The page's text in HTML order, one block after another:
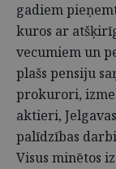
gadiem
kuros ar
vecumiem un
plašs pensiju
prokurori,
aktieri,
palīdzības
Visus minētos